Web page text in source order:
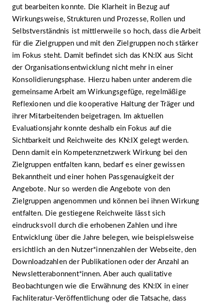
gut bearbeiten konnte. Die Klarheit in Bezug auf
Wirkungsweise, Strukturen und Prozesse, Rollen und
Selbstverständnis ist mittlerweile so hoch, dass die Arbeit
für die Zielgruppen und mit den Zielgruppen noch stärker
im Fokus steht. Damit befindet sich das KN:IX aus Sicht
der Organisationsentwicklung nicht mehr in einer
Konsolidierungsphase. Hierzu haben unter anderem die
gemeinsame Arbeit am Wirkungsgefüge, regelmäßige
Reflexionen und die kooperative Haltung der Träger und
ihrer Mitarbeitenden beigetragen. Im aktuellen
Evaluationsjahr konnte deshalb ein Fokus auf die
Sichtbarkeit und Reichweite des KN:IX gelegt werden.
Denn damit ein Kompetenznetzwerk Wirkung bei den
Zielgruppen entfalten kann, bedarf es einer gewissen
Bekanntheit und einer hohen Passgenauigkeit der
Angebote. Nur so werden die Angebote von den
Zielgruppen angenommen und können bei ihnen Wirkung
entfalten. Die gestiegene Reichweite lässt sich
eindrucksvoll durch die erhobenen Zahlen und ihre
Entwicklung über die Jahre belegen, wie beispielsweise
ersichtlich an den Nutzer*innenzahlen der Webseite, den
Downloadzahlen der Publikationen oder der Anzahl an
Newsletterabonnent*innen. Aber auch qualitative
Beobachtungen wie die Erwähnung des KN:IX in einer
Fachliteratur-Veröffentlichung oder die Tatsache, dass